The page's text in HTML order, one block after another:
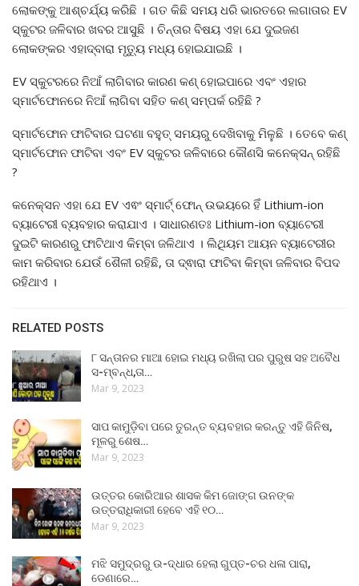
ଲୋକଙ୍କୁ ଆଶ୍ଚର୍ଯ୍ୟ କରିଛି । ଗତ କିଛି ସମୟ ଧରି ଭାରତରେ ଲଗାତାର EV
ସ୍କୁଟର ଜଳିବାର ଖବର ଆସୁଛି । ଚିନ୍ତାର ବିଷୟ ଏହା ଯେ ଦୁଇଜଣ
ଲୋକଙ୍କର ଏହାଦ୍ବାରା ମୃତ୍ୟୁ ମଧ୍ୟ ହୋଇଯାଇଛି ।
EV ସ୍କୁଟରରେ ନିଆଁ ଲାଗିବାର କାରଣ କଣ୍ ହୋଇପାରେ ଏବଂ ଏହାର
ସ୍ମାର୍ଟଫୋନରେ ନିଆଁ ଲାଗିବା ସହିତ କଣ୍ ସମ୍ପର୍କ ରହିଛି ?
ସ୍ମାର୍ଟଫୋନ ଫାଟିବାର ଘଟଣା ବହୁତ୍ ସମୟରୁ ଦେଖିବାକୁ ମିଳୁଛି । ତେବେ କଣ୍
ସ୍ମାର୍ଟଫୋନ ଫାଟିବା ଏବଂ EV ସ୍କୁଟର ଜଳିବାରେ କୌଣସି କନେକ୍ସନ୍ ରହିଛି
?
କନେକ୍ସନ ଏହା ଯେ EV ଏଵଂ ସ୍ମାର୍ଟ୍ ଫୋନ୍ ଉଭୟରେ ହିଁ Lithium-ion
ବ୍ୟାଟେରୀ ବ୍ୟବହାର କରାଯାଏ । ସାଧାରଣତଃ Lithium-ion ବ୍ୟାଟେରୀ
ଦୁଇଟି କାରଣରୁ ଫାଟିଥାଏ କିମ୍ବା ଜଳିଥାଏ । ଲିଥିୟମ ଆୟନ ବ୍ୟାଟେରୀର
କାମ କରିବାର ଯେଉଁ ଶୈଳୀ ରହିଛି, ତା ଦ୍ଵାରା ଫାଟିବା କିମ୍ବା ଜଳିବାର ବିପଦ
ରହିଥାଏ ।
RELATED POSTS
୮ ସନ୍ତାନର ମାଆ ହୋଇ ମଧ୍ୟ ରଖିଲା ପର ପୁରୁଷ ସହ ଅବୈଧ
ସ-ମ୍ବନ୍ଧ,ତା…
Mar 9, 2023
ସାପ କାମୁଡ଼ିବା ପରେ ତୁରନ୍ତ ବ୍ୟବହାର କରନ୍ତୁ ଏହି ଜିନିଷ,
ମୂଳରୁ ଶେଷ…
Mar 9, 2023
ଉତ୍ତର କୋରିଆର ଶାସକ କିମ ଜୋଙ୍ଗ ଉନଙ୍କ
ଉତ୍ତରାଧିକାରୀ ହେବେ ଏହି ୧୦…
Mar 9, 2023
ମଝି ସମୁଦ୍ରରୁ ଉ-ଦ୍ଧାର ହେଲା ଗୁପ୍ତ-ଚର ଧଳା ପାରା,
ଡେଣାରେ…